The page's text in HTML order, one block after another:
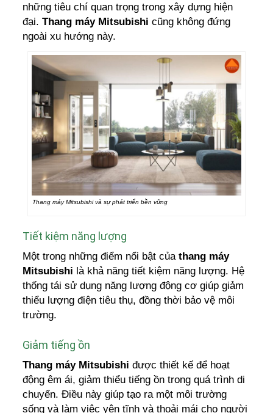
những tiêu chí quan trọng trong xây dựng hiện
đại.Thang máy Mitsubishi cũng không đứng
ngoài xu hướng này.
Thang máy Mitsubishi và sự phát triển bền vững
Tiết kiệm năng lượng
Một trong những điểm nổi bật củathang máy
Mitsubishi là khả năng tiết kiệm năng lượng. Hệ
thống tái sử dụng năng lượng động cơ giúp giảm
thiểu lượng điện tiêu thụ, đồng thời bảo vệ môi
trường.
Giảm tiếng ồn
Thang máy Mitsubishi được thiết kế để hoạt
động êm ái, giảm thiểu tiếng ồn trong quá trình di
chuyển. Điều này giúp tạo ra một môi trường
sống và làm việc yên tĩnh và thoải mái cho người